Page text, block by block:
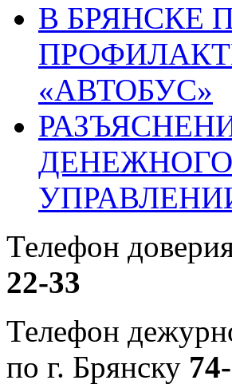
В БРЯНСКЕ
«АВТОБУС»
Телефон
22-33
Телефон
по г. Брянску